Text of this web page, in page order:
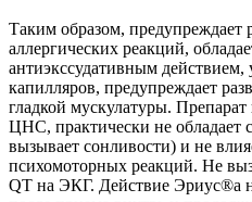
Таким образом, предупреждает
аллергических реакций,
антиэкссудативным
капилляров, предупреждает
гладкой мускулатуры. Препарат
ЦНС, практически не обладает
вызывает сонливости) и не
психомоторных реакций. Не
QT на ЭКГ. Действие Эриус®а